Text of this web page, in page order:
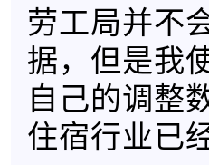
劳工局并不
据，但是我
自己的调整
住宿行业已